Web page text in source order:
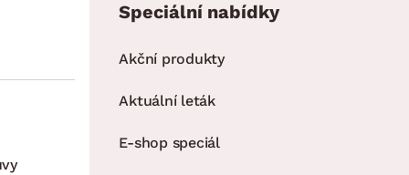
Speciální nabídky
Akční produkty
Aktuální leták
E-shop speciál